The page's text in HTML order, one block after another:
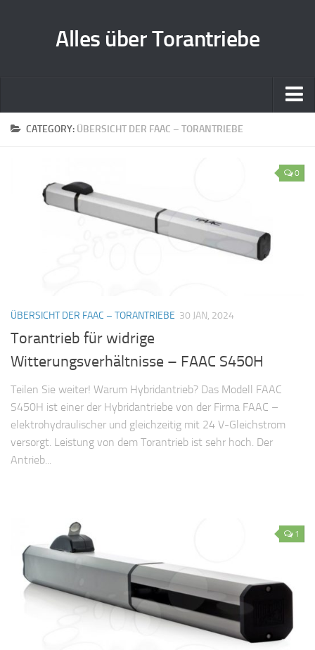
Alles über Torantriebe
Home
CATEGORY: ÜBERSICHT DER FAAC – TORANTRIEBE
0
ÜBERSICHT DER FAAC – TORANTRIEBE 30 JAN, 2024
Torantrieb für widrige
Witterungsverhältnisse – FAAC S450H
Teilen Sie weiter! Warum Hybridantrieb? Das Modell FAAC
S450H ist einer der Hybridantriebe von der Firma FAAC –
elektrohydraulischer und gleichzeitig mit 24 V-Gleichstrom
versorgt. Leistung von dem Torantrieb ist sehr hoch. Der
Antrieb...
1